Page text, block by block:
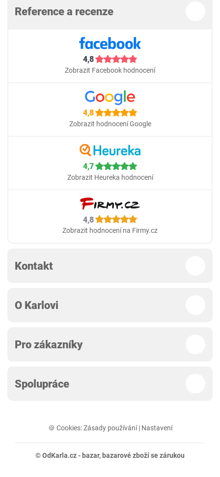
Reference a recenze
4,8
Zobrazit Facebook hodnocení
4,8
Zobrazit hodnocení Google
4,7
Zobrazit Heureka hodnocení
4,8
Zobrazit hodnocení na Firmy.cz
Kontakt
O Karlovi
Pro zákazníky
Spolupráce
🍪 Cookies:Zásady používání| Nastavení
© OdKarla.cz - bazar, bazarové zboží se zárukou